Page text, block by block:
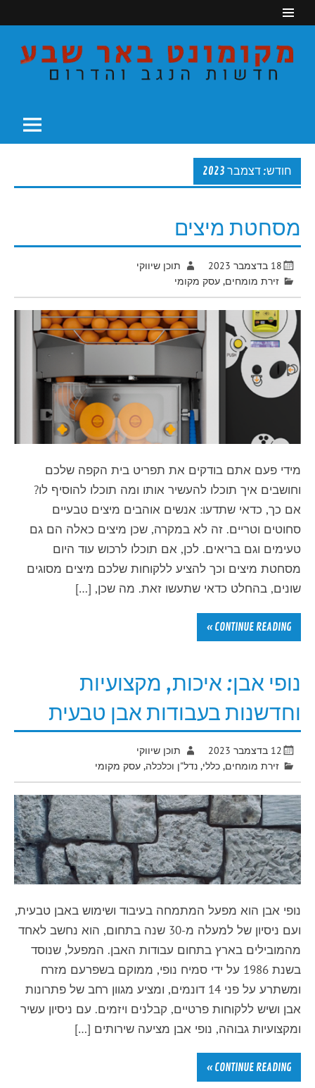
חודש: דצמבר 2023
מסחטת מיצים
18 בדצמבר 2023
תוכן שיווקי
זירת מומחים,עסק מקומי
מידי פעם אתם בודקים את תפריט בית הקפה שלכם
וחושבים איך תוכלו להעשיר אותו ומה תוכלו להוסיף לו?
אם כך, כדאי שתדעו: אנשים אוהבים מיצים טבעיים
סחוטים וטריים. זה לא במקרה, שכן מיצים כאלה הם גם
טעימים וגם בריאים. לכן, אם תוכלו לרכוש עוד היום
מסחטת מיצים וכך להציע ללקוחות שלכם מיצים מסוגים
שונים, בהחלט כדאי שתעשו זאת. מה שכן, […]
CONTINUE READING »
נופי אבן: איכות, מקצועיות
וחדשנות בעבודות אבן טבעית
12 בדצמבר 2023
תוכן שיווקי
זירת מומחים,כללי,נדל"ן וכלכלה,עסק מקומי
נופי אבן הוא מפעל המתמחה בעיבוד ושימוש באבן טבעית,
ועם ניסיון של למעלה מ-30 שנה בתחום, הוא נחשב לאחד
מהמובילים בארץ בתחום עבודות האבן. המפעל, שנוסד
בשנת 1986 על ידי סמיח נופי, ממוקם בשפרעם מזרח
ומשתרע על פני 14 דונמים, ומציע מגוון רחב של פתרונות
אבן ושיש ללקוחות פרטיים, קבלנים ויזמים. עם ניסיון עשיר
ומקצועיות גבוהה, נופי אבן מציעה שירותים […]
CONTINUE READING »